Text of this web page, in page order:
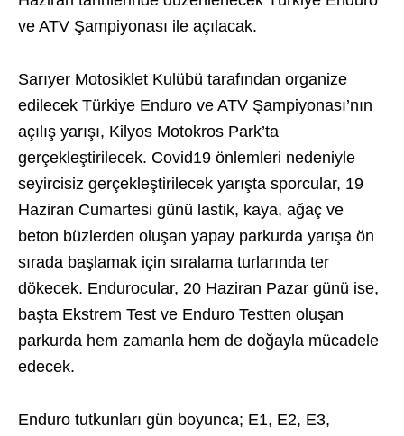
ve ATV Şampiyonası ile açılacak.
Sarıyer Motosiklet Kulübü tarafından organize
edilecek Türkiye Enduro ve ATV Şampiyonası’nın
açılış yarışı, Kilyos Motokros Park’ta
gerçekleştirilecek. Covid19 önlemleri nedeniyle
seyircisiz gerçekleştirilecek yarışta sporcular, 19
Haziran Cumartesi günü lastik, kaya, ağaç ve
beton büzlerden oluşan yapay parkurda yarışa ön
sırada başlamak için sıralama turlarında ter
dökecek. Endurocular, 20 Haziran Pazar günü ise,
başta Ekstrem Test ve Enduro Testten oluşan
parkurda hem zamanla hem de doğayla mücadele
edecek.
Enduro tutkunları gün boyunca; E1, E2, E3,